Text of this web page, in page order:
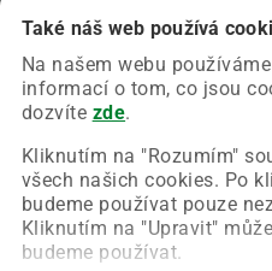
Také náš web používá
Na našem webu
informací o tom, co jsou
dozvíte zde.
Kliknutím na "Rozumím"
všech našich cookies. Po
budeme používat pouze
Kliknutím na "Upravit"
budeme používat.
Chyba nastala na naší
Zkuste prosím znovu
Obnovit stránku